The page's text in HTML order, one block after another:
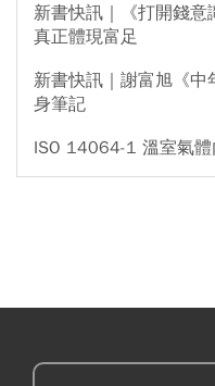
新書快訊｜《打開錢
真正體現富足
新書快訊｜謝富旭《
身筆記
ISO 14064-1 溫室氣